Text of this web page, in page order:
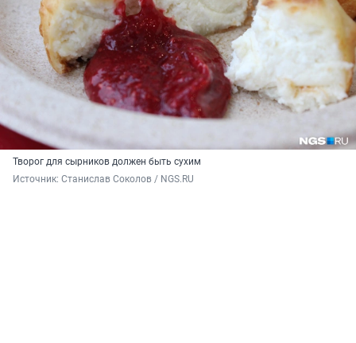
Творог для сырников должен быть сухим
Источник: Станислав Соколов / NGS.RU